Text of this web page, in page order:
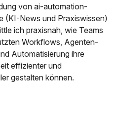
von ai-automation-
(KI-News und Praxiswissen)
ich praxisnah, wie Teams
Workflows, Agenten-
Automatisierung ihre
effizienter und
gestalten können.